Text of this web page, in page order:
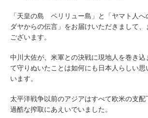
「天皇の島 ペリリュー島」と「ヤマト人
ダヤからの伝言」をお届けいただきまして、
ございます。
中川大佐が、米軍との決戦に現地人を巻き込
て守りぬいたことは如何にも日本人らしい思
います。
太平洋戦争以前のアジアはすべて欧米の支配
過酷な搾取にあえいでいました。